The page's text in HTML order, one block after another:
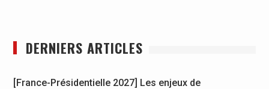
DERNIERS ARTICLES
[France-Présidentielle 2027] Les enjeux de